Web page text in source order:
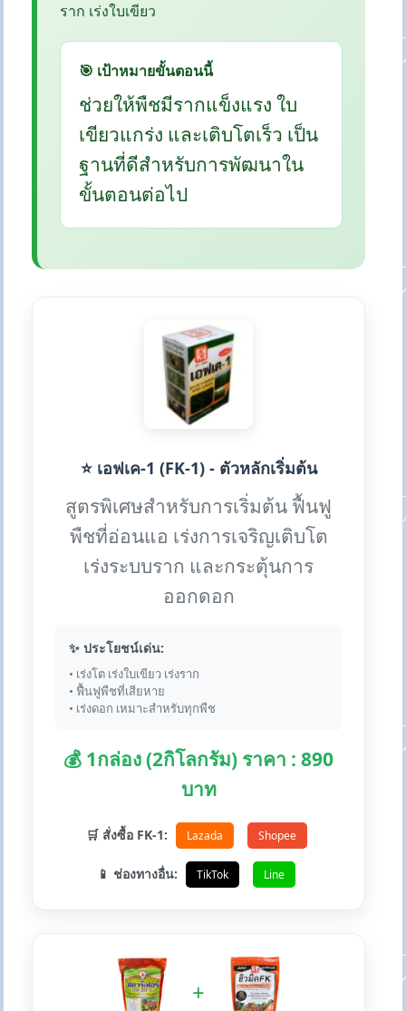
ราก เร่งใบเขียว
🎯 เป้าหมายขั้นตอนนี้
ช่วยให้พืชมีรากแข็งแรง ใบ
เขียวแกร่ง และเติบโตเร็ว เป็น
ฐานที่ดีสำหรับการพัฒนาใน
ขั้นตอนต่อไป
⭐ เอฟเค-1 (FK-1) - ตัวหลักเริ่มต้น
สูตรพิเศษสำหรับการเริ่มต้น ฟื้นฟู
พืชที่อ่อนแอ เร่งการเจริญเติบโต
เร่งระบบราก และกระตุ้นการ
ออกดอก
✨ ประโยชน์เด่น:
• เร่งโต เร่งใบเขียว เร่งราก
• ฟื้นฟูพืชที่เสียหาย
• เร่งดอก เหมาะสำหรับทุกพืช
💰 1กล่อง (2กิโลกรัม) ราคา : 890
บาท
🛒 สั่งซื้อ FK-1: Lazada Shopee
📱 ช่องทางอื่น: TikTok Line
+